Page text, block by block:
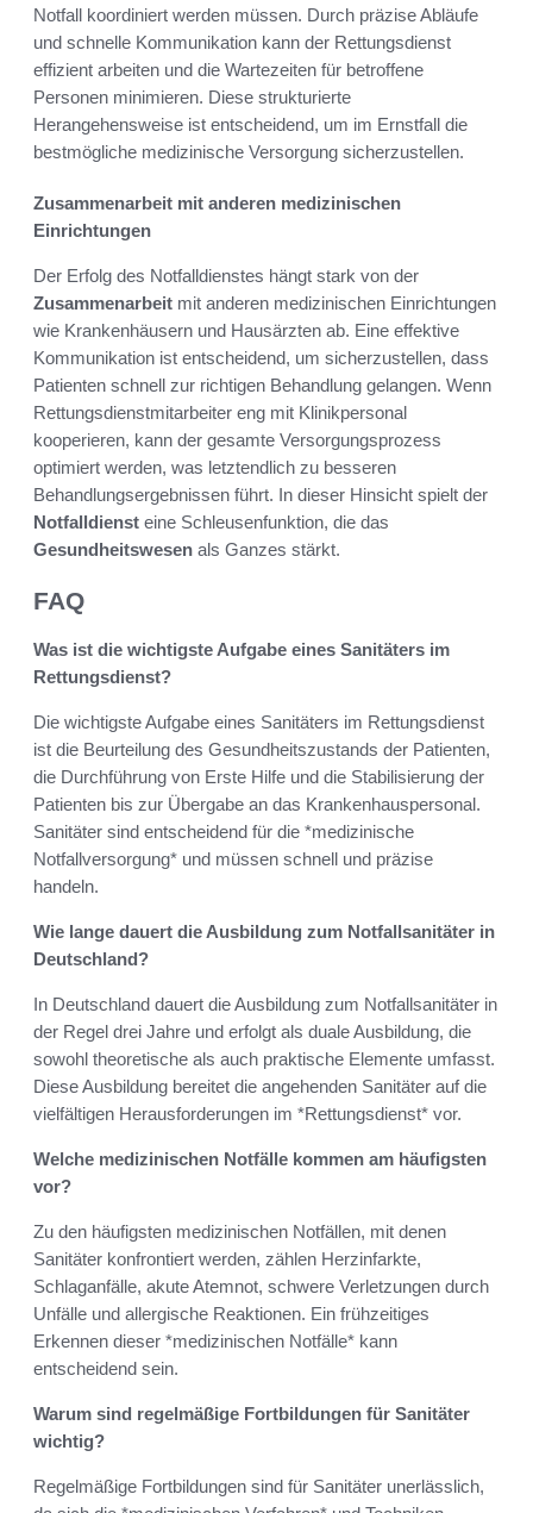
Notfall koordiniert werden müssen. Durch präzise Abläufe
und schnelle Kommunikation kann der Rettungsdienst
effizient arbeiten und die Wartezeiten für betroffene
Personen minimieren. Diese strukturierte
Herangehensweise ist entscheidend, um im Ernstfall die
bestmögliche medizinische Versorgung sicherzustellen.
Zusammenarbeit mit anderen medizinischen
Einrichtungen
Der Erfolg des Notfalldienstes hängt stark von der
Zusammenarbeit mit anderen medizinischen Einrichtungen
wie Krankenhäusern und Hausärzten ab. Eine effektive
Kommunikation ist entscheidend, um sicherzustellen, dass
Patienten schnell zur richtigen Behandlung gelangen. Wenn
Rettungsdienstmitarbeiter eng mit Klinikpersonal
kooperieren, kann der gesamte Versorgungsprozess
optimiert werden, was letztendlich zu besseren
Behandlungsergebnissen führt. In dieser Hinsicht spielt der
Notfalldienst eine Schleusenfunktion, die das
Gesundheitswesen als Ganzes stärkt.
FAQ
Was ist die wichtigste Aufgabe eines Sanitäters im
Rettungsdienst?
Die wichtigste Aufgabe eines Sanitäters im Rettungsdienst
ist die Beurteilung des Gesundheitszustands der Patienten,
die Durchführung von Erste Hilfe und die Stabilisierung der
Patienten bis zur Übergabe an das Krankenhauspersonal.
Sanitäter sind entscheidend für die *medizinische
Notfallversorgung* und müssen schnell und präzise
handeln.
Wie lange dauert die Ausbildung zum Notfallsanitäter in
Deutschland?
In Deutschland dauert die Ausbildung zum Notfallsanitäter in
der Regel drei Jahre und erfolgt als duale Ausbildung, die
sowohl theoretische als auch praktische Elemente umfasst.
Diese Ausbildung bereitet die angehenden Sanitäter auf die
vielfältigen Herausforderungen im *Rettungsdienst* vor.
Welche medizinischen Notfälle kommen am häufigsten
vor?
Zu den häufigsten medizinischen Notfällen, mit denen
Sanitäter konfrontiert werden, zählen Herzinfarkte,
Schlaganfälle, akute Atemnot, schwere Verletzungen durch
Unfälle und allergische Reaktionen. Ein frühzeitiges
Erkennen dieser *medizinischen Notfälle* kann
entscheidend sein.
Warum sind regelmäßige Fortbildungen für Sanitäter
wichtig?
Regelmäßige Fortbildungen sind für Sanitäter unerlässlich,